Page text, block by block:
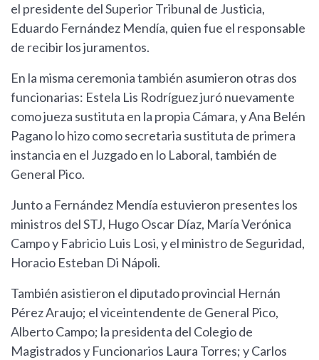
el presidente del Superior Tribunal de Justicia,
Eduardo Fernández Mendía, quien fue el responsable
de recibir los juramentos.
En la misma ceremonia también asumieron otras dos
funcionarias: Estela Lis Rodríguez juró nuevamente
como jueza sustituta en la propia Cámara, y Ana Belén
Pagano lo hizo como secretaria sustituta de primera
instancia en el Juzgado en lo Laboral, también de
General Pico.
Junto a Fernández Mendía estuvieron presentes los
ministros del STJ, Hugo Oscar Díaz, María Verónica
Campo y Fabricio Luis Losi, y el ministro de Seguridad,
Horacio Esteban Di Nápoli.
También asistieron el diputado provincial Hernán
Pérez Araujo; el viceintendente de General Pico,
Alberto Campo; la presidenta del Colegio de
Magistrados y Funcionarios Laura Torres; y Carlos